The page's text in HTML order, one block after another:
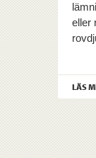
eller
LÄS